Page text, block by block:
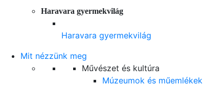
Haravara gyermekvilág
Haravara gyermekvilág
Mit nézzünk meg
Művészet és kultúra
Múzeumok és műemlékek